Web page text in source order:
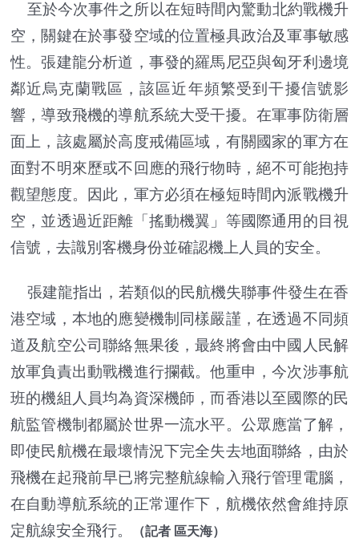
至於今次事件之所以在短時間內驚動北約戰機升
空，關鍵在於事發空域的位置極具政治及軍事敏感
性。張建龍分析道，事發的羅馬尼亞與匈牙利邊境
鄰近烏克蘭戰區，該區近年頻繁受到干擾信號影
響，導致飛機的導航系統大受干擾。在軍事防衛層
面上，該處屬於高度戒備區域，有關國家的軍方在
面對不明來歷或不回應的飛行物時，絕不可能抱持
觀望態度。因此，軍方必須在極短時間內派戰機升
空，並透過近距離「搖動機翼」等國際通用的目視
信號，去識別客機身份並確認機上人員的安全。
張建龍指出，若類似的民航機失聯事件發生在香
港空域，本地的應變機制同樣嚴謹，在透過不同頻
道及航空公司聯絡無果後，最終將會由中國人民解
放軍負責出動戰機進行攔截。他重申，今次涉事航
班的機組人員均為資深機師，而香港以至國際的民
航監管機制都屬於世界一流水平。公眾應當了解，
即使民航機在最壞情況下完全失去地面聯絡，由於
飛機在起飛前早已將完整航線輸入飛行管理電腦，
在自動導航系統的正常運作下，航機依然會維持原
定航線安全飛行。
（記者 區天海）